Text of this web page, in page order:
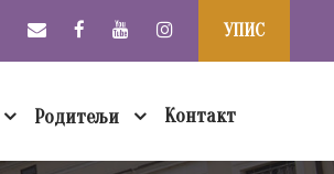
УПИС
Родитељи Контакт